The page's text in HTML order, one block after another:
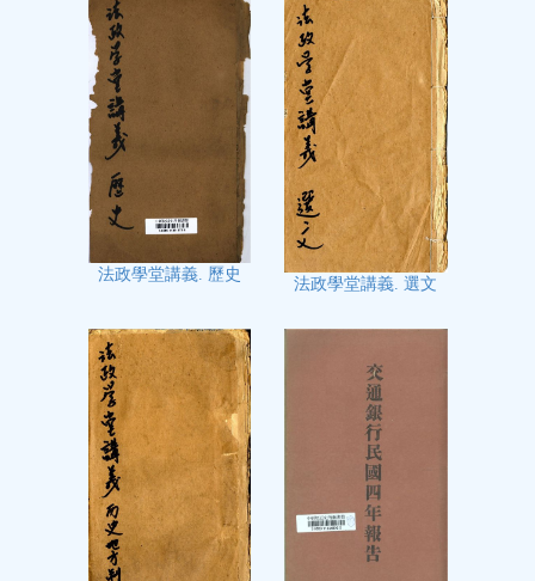
法政學堂講義. 歷史
法政學堂講義. 選文